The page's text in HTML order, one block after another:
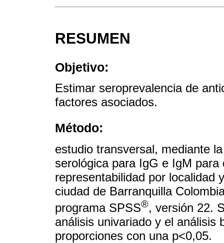
RESUMEN
Objetivo:
Estimar seroprevalencia de
factores asociados.
Método:
estudio transversal, mediante
serológica para IgG e IgM
representabilidad por localidad
ciudad de Barranquilla
programa SPSS®, versión 22.
análisis univariado y el análisis
proporciones con una p<0,05.